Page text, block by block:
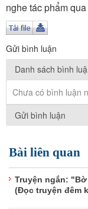
nghe tác phẩm
Gửi bình luận
Danh sách bình
Chưa có bình luận
Gửi bình luận
Bài liên quan
Truyện ngắn:
(Đọc truyện đêm